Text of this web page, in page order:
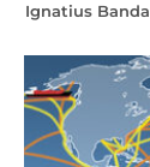
Ignatius Banda